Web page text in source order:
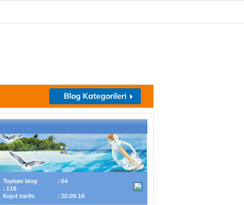
Blog Kategorileri
Toplam blog
: 64
: 116
Kayıt tarihi
: 20.09.16